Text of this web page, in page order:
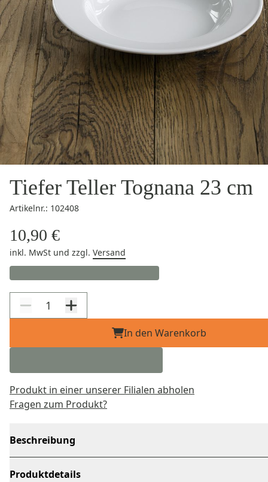
Tiefer Teller Tognana 23 cm
Artikelnr.: 102408
10,90 €
inkl. MwSt und zzgl. Versand
In den Warenkorb
Produkt in einer unserer Filialen abholen
Fragen zum Produkt?
Beschreibung
Produktdetails